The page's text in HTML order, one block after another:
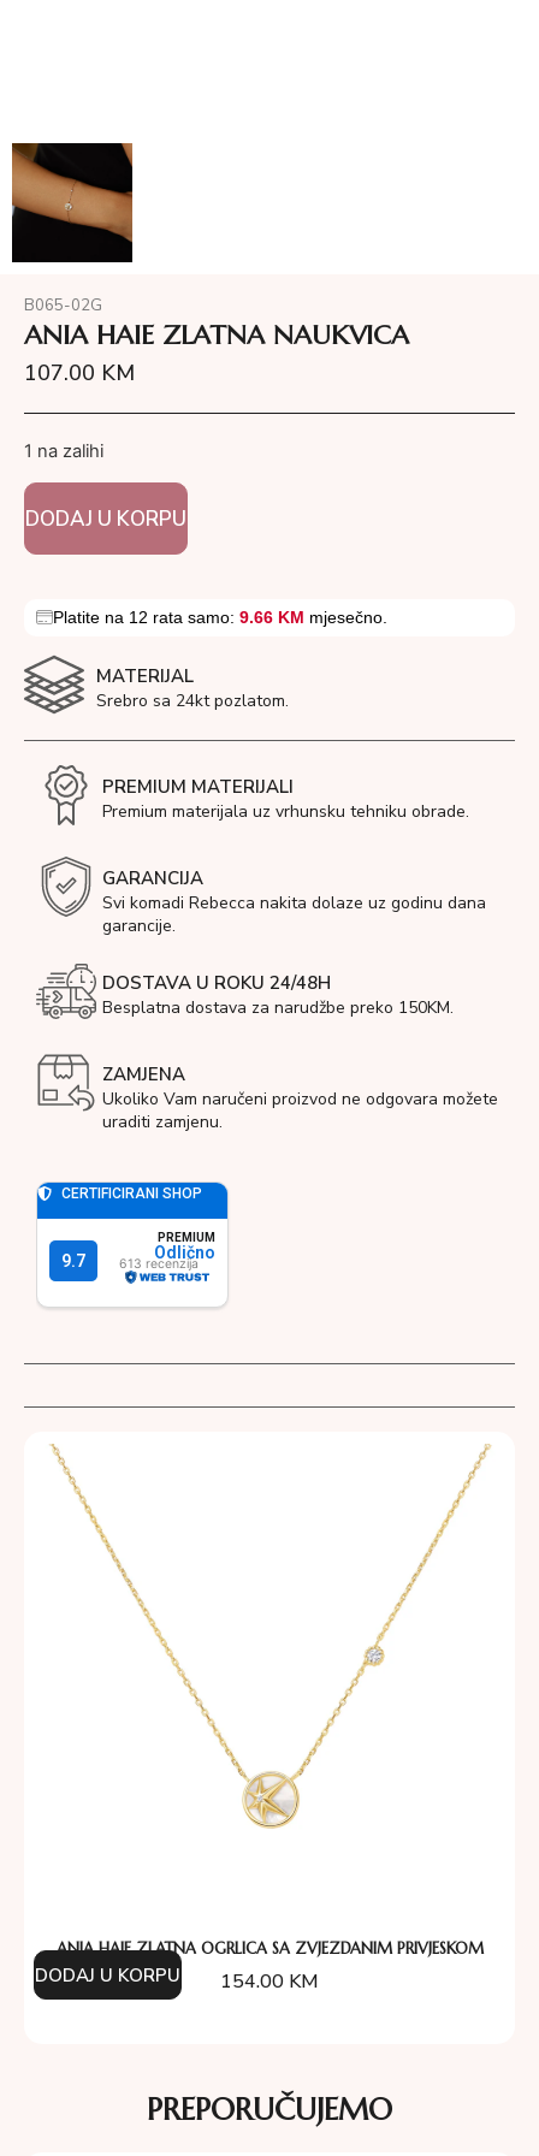
B065-02G
ANIA HAIE ZLATNA NAUKVICA
107.00 KM
1 na zalihi
DODAJ U KORPU
Platite na 12 rata samo: 9.66 KM mjesečno.
MATERIJAL
Srebro sa 24kt pozlatom.
PREMIUM MATERIJALI
Premium materijala uz vrhunsku tehniku obrade.
GARANCIJA
Svi komadi Rebecca nakita dolaze uz godinu dana
garancije.
DOSTAVA U ROKU 24/48H
Besplatna dostava za narudžbe preko 150KM.
ZAMJENA
Ukoliko Vam naručeni proizvod ne odgovara možete
uraditi zamjenu.
ANIA HAIE ZLATNA OGRLICA SA ZVJEZDANIM PRIVJESKOM
154.00 KM
DODAJ U KORPU
PREPORUČUJEMO